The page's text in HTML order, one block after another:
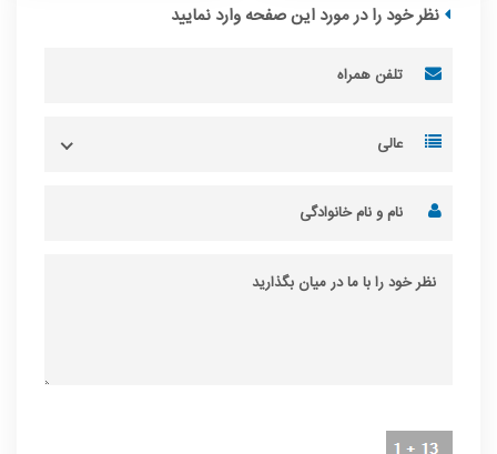
نظر خود را در مورد این صفحه وارد نمایید
عالی